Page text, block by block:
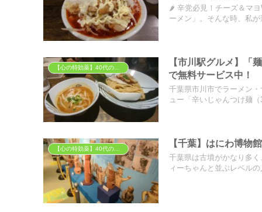
🌶️ 辛党必見！チーズ＆マ
ーメン」。そんな時、私
【心の特効薬】40代の胃袋を掴む「背徳」と「癒やし」のグルメ
【市川駅グルメ】「
で無料サービス中！
千葉県市川市でラーメン
ュー「辛いじゃんつけ麺
【千葉】はにわ博物
千葉県は古墳がかなり多
ィーちゃんと並ぶレベル